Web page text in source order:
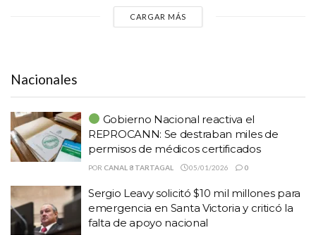
CARGAR MÁS
Nacionales
Gobierno Nacional reactiva el
REPROCANN: Se destraban miles de
permisos de médicos certificados
POR CANAL 8 TARTAGAL 05/01/2026 0
Sergio Leavy solicitó $10 mil millones para
emergencia en Santa Victoria y criticó la
falta de apoyo nacional